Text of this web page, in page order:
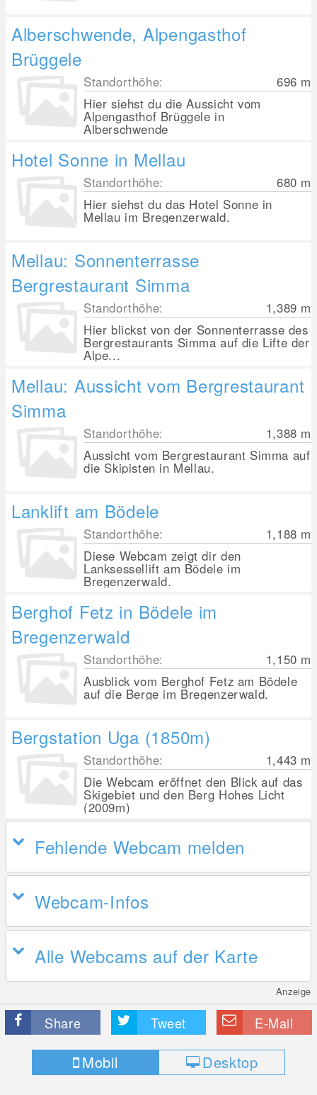
Alberschwende, Alpengasthof
Brüggele
Standorthöhe: 696 m
Hier siehst du die Aussicht vom
Alpengasthof Brüggele in
Alberschwende
Hotel Sonne in Mellau
Standorthöhe: 680 m
Hier siehst du das Hotel Sonne in
Mellau im Bregenzerwald.
Mellau: Sonnenterrasse
Bergrestaurant Simma
Standorthöhe: 1,389 m
Hier blickst von der Sonnenterrasse des
Bergrestaurants Simma auf die Lifte der
Alpe...
Mellau: Aussicht vom Bergrestaurant
Simma
Standorthöhe: 1,388 m
Aussicht vom Bergrestaurant Simma auf
die Skipisten in Mellau.
Lanklift am Bödele
Standorthöhe: 1,188 m
Diese Webcam zeigt dir den
Lanksessellift am Bödele im
Bregenzerwald.
Berghof Fetz in Bödele im
Bregenzerwald
Standorthöhe: 1,150 m
Ausblick vom Berghof Fetz am Bödele
auf die Berge im Bregenzerwald.
Bergstation Uga (1850m)
Standorthöhe: 1,443 m
Die Webcam eröffnet den Blick auf das
Skigebiet und den Berg Hohes Licht
(2009m)
Fehlende Webcam melden
Webcam-Infos
Alle Webcams auf der Karte
Anzeige
Share Tweet E-Mail
Mobil Desktop